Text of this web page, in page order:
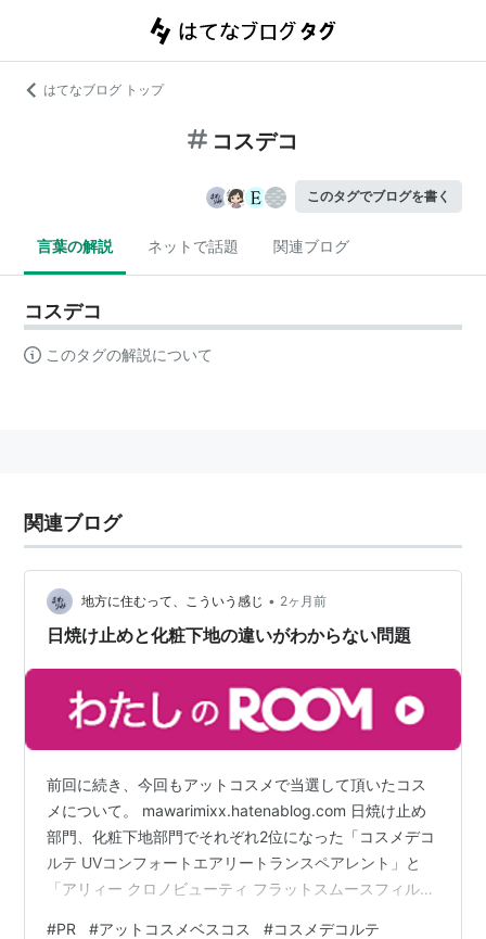
はてなブログ トップ
コスデコ
このタグでブログを書く
言葉の解説 ネットで話題 関連ブログ
コスデコ
このタグの解説について
関連ブログ
地方に住むって、こういう感じ • 2ヶ月前
日焼け止めと化粧下地の違いがわからない問題
前回に続き、今回もアットコスメで当選して頂いたコス
メについて。 mawarimixx.hatenablog.com 日焼け止め
部門、化粧下地部門でそれぞれ2位になった「コスメデコ
ルテ UVコンフォートエアリートランスペアレント」と
「アリィー クロノビューティ フラットスムースフィルタ
#PR #アットコスメベスコス #コスメデコルテ